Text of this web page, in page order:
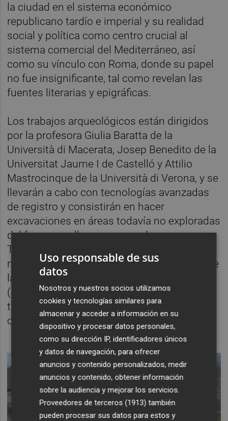
la ciudad en el sistema económico
republicano tardío e imperial y su realidad
social y política como centro crucial al
sistema comercial del Mediterráneo, así
como su vínculo con Roma, donde su papel
no fue insignificante, tal como revelan las
fuentes literarias y epigráficas.
Los trabajos arqueológicos están dirigidos
por la profesora Giulia Baratta de la
Università di Macerata, Josep Benedito de la
Universitat Jaume I de Castelló y Attilio
Mastrocinque de la Università di Verona, y se
llevarán a cabo con tecnologías avanzadas
de registro y consistirán en hacer
excavaciones en áreas todavía no exploradas
del foro, macellum y nuevas domus.
También desarrollará metodologías
multidisciplinarias de alta calidad a través de
la integración de técnicas no destructivas
(NDT), modelado fotogramétrico
tridimensional (SfM) o mapeig 3D, entre
otros métodos.
Uso responsable de sus
datos
Nosotros y nuestros socios utilizamos
cookies y tecnologías similares para
almacenar y acceder a información en su
dispositivo y procesar datos personales,
como su dirección IP, identificadores únicos
y datos de navegación, para ofrecer
anuncios y contenido personalizados, medir
anuncios y contenido, obtener información
sobre la audiencia y mejorar los servicios.
Proveedores de terceros (1913) también
pueden procesar sus datos para estos y